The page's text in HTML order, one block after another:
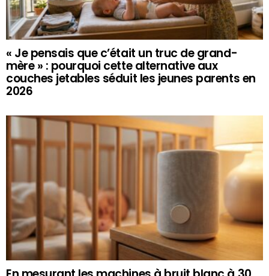
« Je pensais que c’était un truc de grand-
mère » : pourquoi cette alternative aux
couches jetables séduit les jeunes parents en
2026